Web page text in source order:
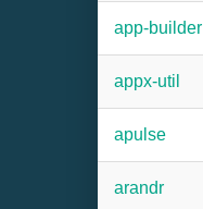
app-builder
appx-util
apulse
arandr